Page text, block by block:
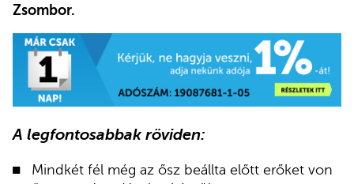
Zsombor.
A legfontosabbak röviden:
Mindkét fél még az ősz beállta előtt erőket von